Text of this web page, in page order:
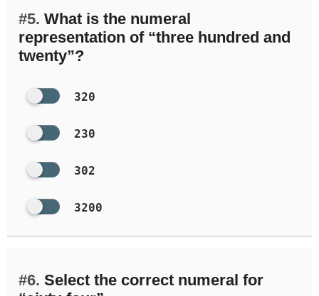
#5. What is the numeral
representation of “three hundred and
twenty”?
320
230
302
3200
#6. Select the correct numeral for